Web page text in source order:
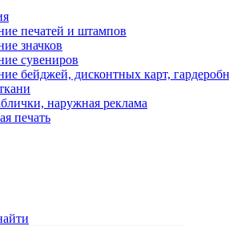
печатей и штампов
значков
сувениров
бейджей, дисконтных карт,
наружная реклама
печать